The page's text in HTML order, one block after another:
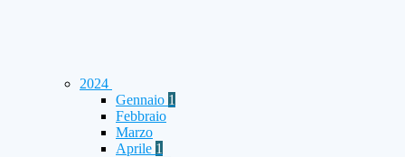
2024
Gennaio 1
Febbraio
Marzo
Aprile 1